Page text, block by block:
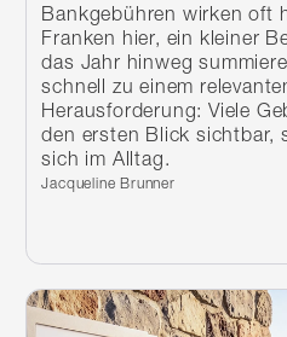
Bankgebühren wirken oft
Franken hier, ein kleiner
das Jahr hinweg
schnell zu einem
Herausforderung: Viele
den ersten Blick sichtbar,
sich im Alltag.
Verfasst von:
Jacqueline Brunner
Weiterlesen